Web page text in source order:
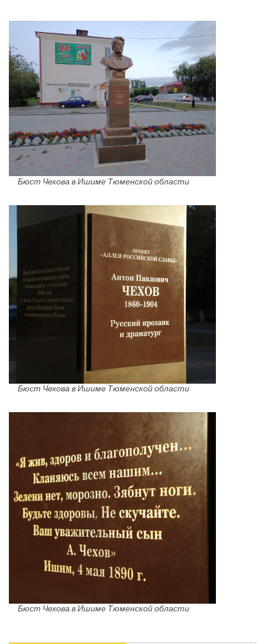
Бюст Чехова в Ишиме Тюменской области
Бюст Чехова в Ишиме Тюменской области
Бюст Чехова в Ишиме Тюменской области